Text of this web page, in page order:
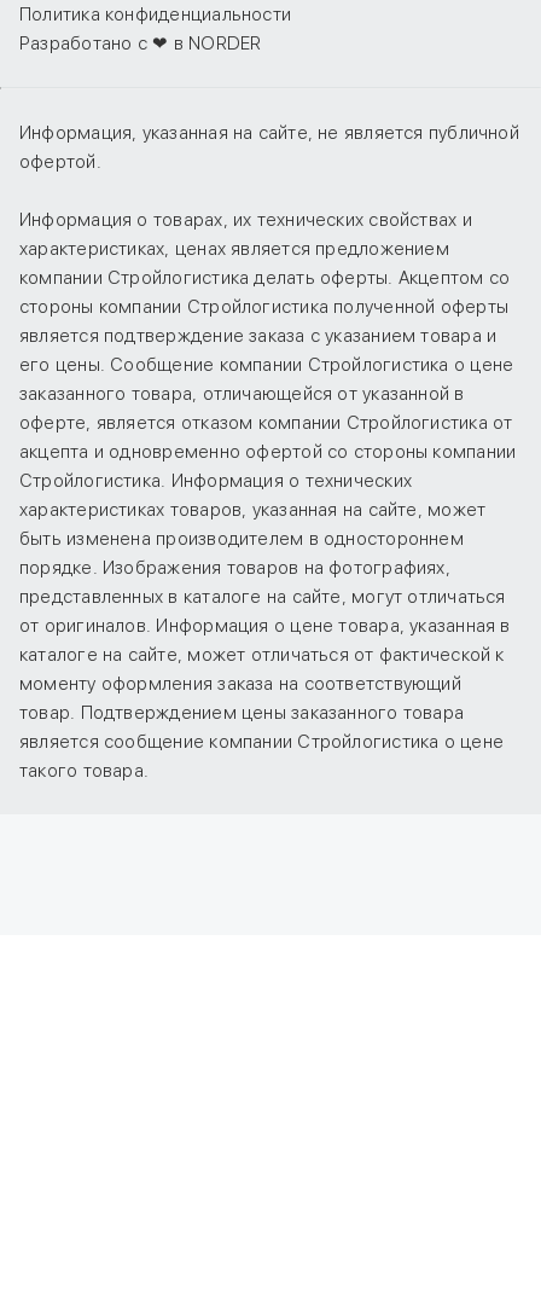
Политика конфиденциальности
Разработано с ❤ в NORDER
Информация, указанная на сайте, не является публичной
офертой.
Информация о товарах, их технических свойствах и
характеристиках, ценах является предложением
компании Стройлогистика делать оферты. Акцептом со
стороны компании Стройлогистика полученной оферты
является подтверждение заказа с указанием товара и
его цены. Сообщение компании Стройлогистика о цене
заказанного товара, отличающейся от указанной в
оферте, является отказом компании Стройлогистика от
акцепта и одновременно офертой со стороны компании
Стройлогистика. Информация о технических
характеристиках товаров, указанная на сайте, может
быть изменена производителем в одностороннем
порядке. Изображения товаров на фотографиях,
представленных в каталоге на сайте, могут отличаться
от оригиналов. Информация о цене товара, указанная в
каталоге на сайте, может отличаться от фактической к
моменту оформления заказа на соответствующий
товар. Подтверждением цены заказанного товара
является сообщение компании Стройлогистика о цене
такого товара.